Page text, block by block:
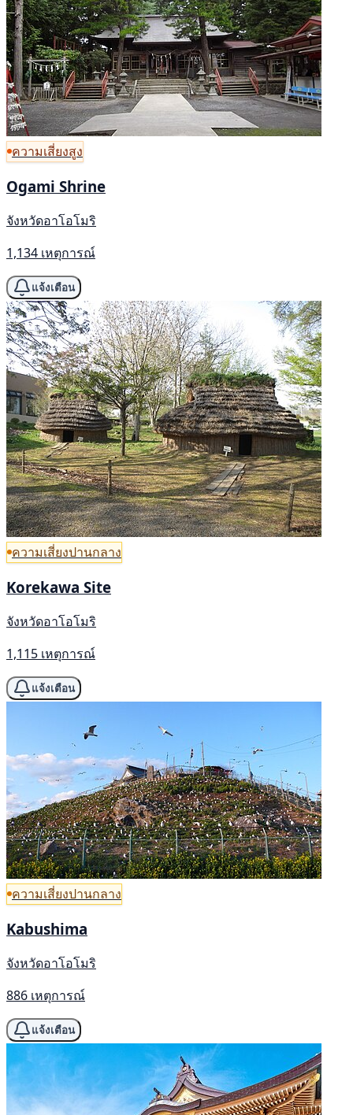
ความเสี่ยงสูง
Ogami Shrine
จังหวัดอาโอโมริ
1,134 เหตุการณ์
แจ้งเตือน
ความเสี่ยงปานกลาง
Korekawa Site
จังหวัดอาโอโมริ
1,115 เหตุการณ์
แจ้งเตือน
ความเสี่ยงปานกลาง
Kabushima
จังหวัดอาโอโมริ
886 เหตุการณ์
แจ้งเตือน